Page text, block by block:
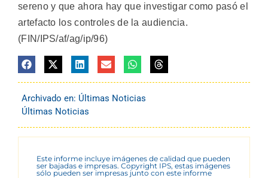
sereno y que ahora hay que investigar como pasó el
artefacto los controles de la audiencia.
(FIN/IPS/af/ag/ip/96)
Archivado en: Últimas Noticias
Últimas Noticias
Este informe incluye imágenes de calidad que pueden
ser bajadas e impresas. Copyright IPS, estas imágenes
sólo pueden ser impresas junto con este informe